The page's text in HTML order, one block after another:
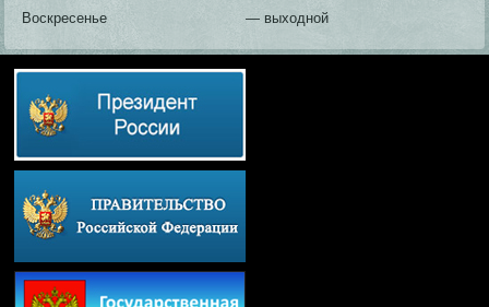
Воскресенье
— выходной